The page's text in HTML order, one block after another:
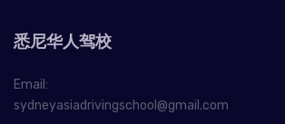
悉尼华人驾校
Email:
sydneyasiadrivingschool@gmail.com